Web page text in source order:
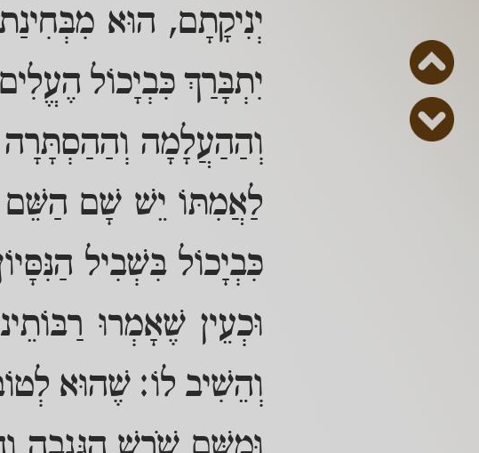
יְנִיקָתָם, הוּא
יִתְבָּרַךְ כִּבְיָכוֹל
וְהַהַעֲלָמָה וְהַהַסְתָּרָה
לַאֲמִתּוֹ יֵשׁ שָׁם הַשֵּׁם
כִּבְיָכוֹל בִּשְׁבִיל
וּכְעֵין שֶׁאָמְרוּ
וְהֵשִׁיב לוֹ: שֶׁהוּא